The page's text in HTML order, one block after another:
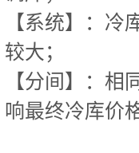
【系统】：
较大；
【分间】：
响最终冷库价